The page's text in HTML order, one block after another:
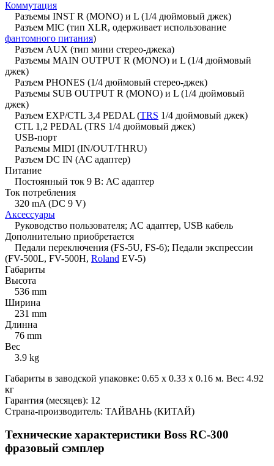
Коммутация
Разъемы INST R (MONO) и L (1/4 дюймовый джек)
Разъем MIC (тип XLR, одерживает использование
фантомного питания)
Разъем AUX (тип мини стерео-джека)
Разъемы MAIN OUTPUT R (MONO) и L (1/4 дюймовый
джек)
Разъем PHONES (1/4 дюймовый стерео-джек)
Разъемы SUB OUTPUT R (MONO) и L (1/4 дюймовый
джек)
Разъем EXP/CTL 3,4 PEDAL (TRS 1/4 дюймовый джек)
CTL 1,2 PEDAL (TRS 1/4 дюймовый джек)
USB-порт
Разъемы MIDI (IN/OUT/THRU)
Разъем DC IN (AC адаптер)
Питание
Постоянный ток 9 В: АС адаптер
Ток потребления
320 mA (DC 9 V)
Аксессуары
Руководство пользователя; AC адаптер, USB кабель
Дополнительно приобретается
Педали переключения (FS-5U, FS-6); Педали экспрессии
(FV-500L, FV-500H, Roland EV-5)
Габариты
Высота
536 mm
Ширина
231 mm
Длинна
76 mm
Вес
3.9 kg
Габариты в заводской упаковке: 0.65 x 0.33 x 0.16 м. Вес: 4.92
кг
Гарантия (месяцев): 12
Страна-производитель: ТАЙВАНЬ (КИТАЙ)
Технические характеристики Boss RC-300
фразовый сэмплер